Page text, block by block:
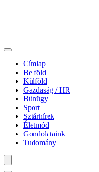
Címlap
Belföld
Külföld
Gazdaság / HR
Bűnügy
Sport
Sztárhírek
Életmód
Gondolataink
Tudomány